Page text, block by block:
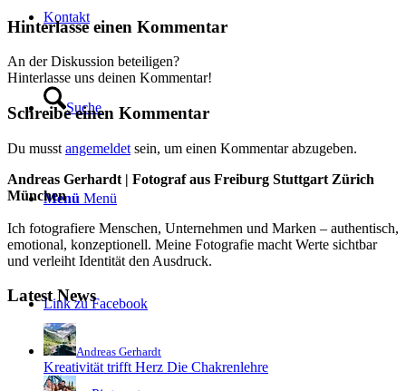
Kontakt
Suche
Menü Menü
Link zu Facebook
Hinterlasse einen Kommentar
An der Diskussion beteiligen?
Hinterlasse uns deinen Kommentar!
Schreibe einen Kommentar
Du musst angemeldet sein, um einen Kommentar abzugeben.
Andreas Gerhardt | Fotograf aus Freiburg Stuttgart Zürich
München
Ich fotografiere Menschen, Unternehmen und Marken – authentisch,
emotional, konzeptionell. Meine Fotografie macht Werte sichtbar
und verleiht Identität den Ausdruck.
Latest News
Andreas Gerhardt
Kreativität trifft Herz Die Chakrenlehre